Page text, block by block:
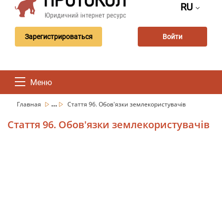
RU
Зарегистрироваться Войти
Меню
Главная ... Стаття 96. Обов'язки землекористувачів
Стаття 96. Обов'язки землекористувачів